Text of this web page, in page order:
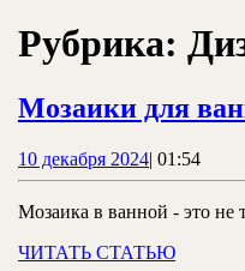
Рубрика:
Мозаики для
10 декабря 202410
декабря
2024
| 01:54
Мозаика в ванной - это не
ЧИТАТЬ СТАТЬЮЧИТАТЬ